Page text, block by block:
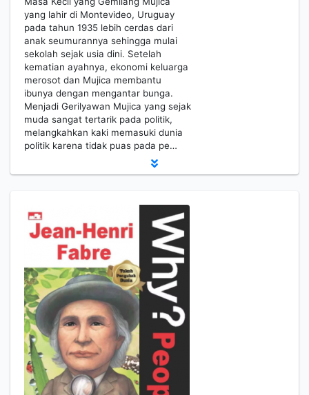
yang lahir di Montevideo, Uruguay
pada tahun 1935 lebih cerdas dari
anak seumurannya sehingga mulai
sekolah sejak usia dini. Setelah
kematian ayahnya, ekonomi keluarga
merosot dan Mujica membantu
ibunya dengan mengantar bunga.
Menjadi Gerilyawan Mujica yang sejak
muda sangat tertarik pada politik,
melangkahkan kaki memasuki dunia
politik karena tidak puas pada pe…